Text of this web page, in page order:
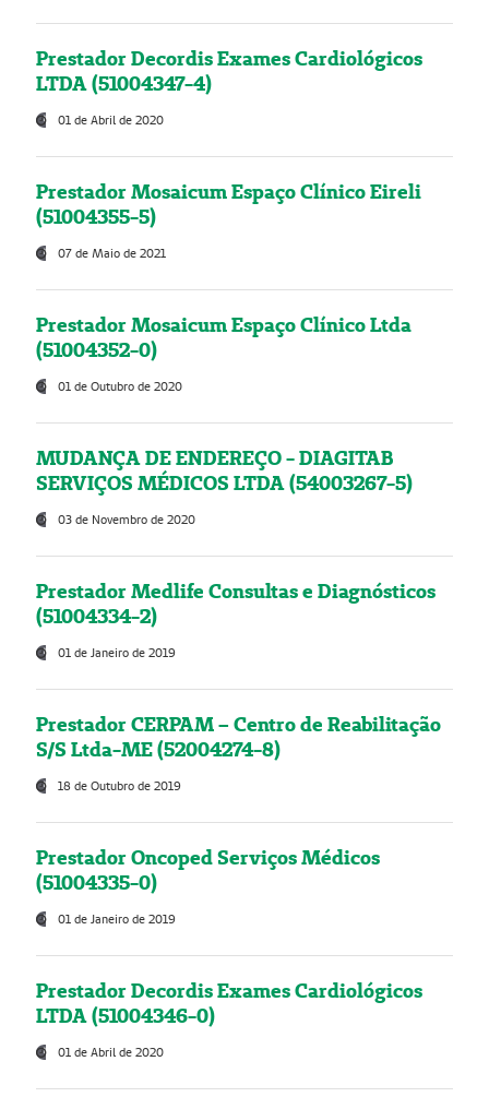
Prestador Decordis Exames Cardiológicos
LTDA (51004347-4)
01 de Abril de 2020
Prestador Mosaicum Espaço Clínico Eireli
(51004355-5)
07 de Maio de 2021
Prestador Mosaicum Espaço Clínico Ltda
(51004352-0)
01 de Outubro de 2020
MUDANÇA DE ENDEREÇO - DIAGITAB
SERVIÇOS MÉDICOS LTDA (54003267-5)
03 de Novembro de 2020
Prestador Medlife Consultas e Diagnósticos
(51004334-2)
01 de Janeiro de 2019
Prestador CERPAM – Centro de Reabilitação
S/S Ltda-ME (52004274-8)
18 de Outubro de 2019
Prestador Oncoped Serviços Médicos
(51004335-0)
01 de Janeiro de 2019
Prestador Decordis Exames Cardiológicos
LTDA (51004346-0)
01 de Abril de 2020